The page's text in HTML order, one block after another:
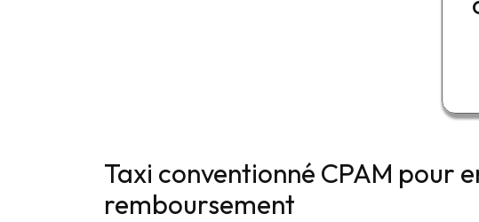
Taxi conventionné CPAM
remboursement